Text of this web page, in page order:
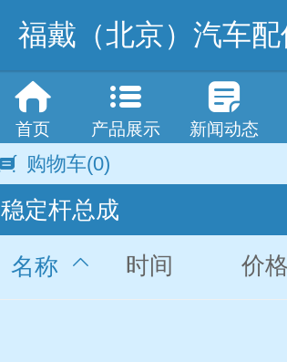
福戴（北京）汽车配
首页 产品展示 新闻动态
购物车(0)
稳定杆总成
名称 时间 价格